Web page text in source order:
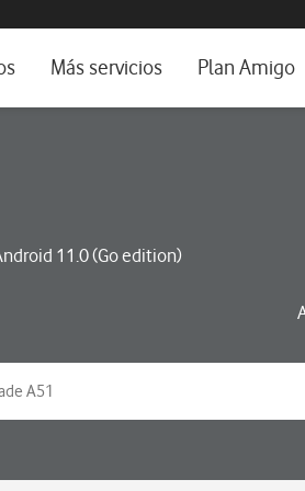
Más servicios Plan Amigo
11.0 (Go edition)